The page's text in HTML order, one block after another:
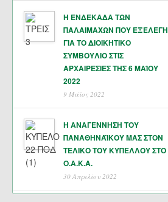
Η ΕΝΔΕΚΑΔΑ ΤΩΝ
ΠΑΛΑΙΜΑΧΩΝ ΠΟΥ ΕΞΕΛΕΓΗ
ΓΙΑ ΤΟ ΔΙΟΙΚΗΤΙΚΟ
ΣΥΜΒΟΥΛΙΟ ΣΤΙΣ
ΑΡΧΑΙΡΕΣΙΕΣ ΤΗΣ 6 ΜΑΊΟΥ
2022
9 Μάϊος 2022
Η ΑΝΑΓΕΝΝΗΣΗ ΤΟΥ
ΠΑΝΑΘΗΝΑΪΚΟΥ ΜΑΣ ΣΤΟΝ
ΤΕΛΙΚΟ ΤΟΥ ΚΥΠΕΛΛΟΥ ΣΤΟ
Ο.Α.Κ.Α.
30 Απριλίου 2022